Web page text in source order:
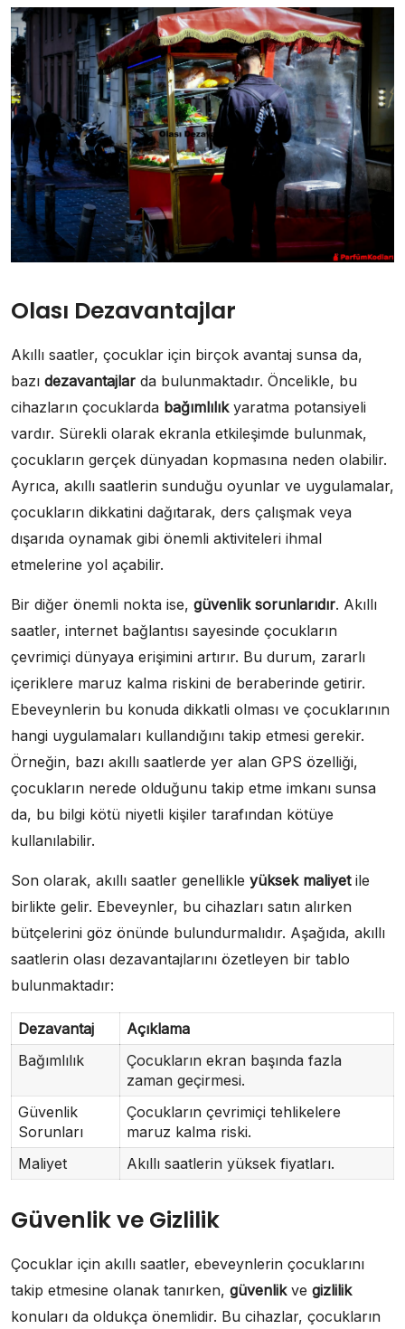
Olası Dezavantajlar
Akıllı saatler, çocuklar için birçok avantaj sunsa da,
bazı dezavantajlar da bulunmaktadır. Öncelikle, bu
cihazların çocuklarda bağımlılıkyaratma potansiyeli
vardır. Sürekli olarak ekranla etkileşimde bulunmak,
çocukların gerçek dünyadan kopmasına neden olabilir.
Ayrıca, akıllı saatlerin sunduğu oyunlar ve uygulamalar,
çocukların dikkatini dağıtarak, ders çalışmak veya
dışarıda oynamak gibi önemli aktiviteleri ihmal
etmelerine yol açabilir.
Bir diğer önemli nokta ise, güvenlik sorunlarıdır. Akıllı
saatler, internet bağlantısı sayesinde çocukların
çevrimiçi dünyaya erişimini artırır. Bu durum, zararlı
içeriklere maruz kalma riskini de beraberinde getirir.
Ebeveynlerin bu konuda dikkatli olması ve çocuklarının
hangi uygulamaları kullandığını takip etmesi gerekir.
Örneğin, bazı akıllı saatlerde yer alan GPS özelliği,
çocukların nerede olduğunu takip etme imkanı sunsa
da, bu bilgi kötü niyetli kişiler tarafından kötüye
kullanılabilir.
Son olarak, akıllı saatler genellikle yüksek maliyetile
birlikte gelir. Ebeveynler, bu cihazları satın alırken
bütçelerini göz önünde bulundurmalıdır. Aşağıda, akıllı
saatlerin olası dezavantajlarını özetleyen bir tablo
bulunmaktadır:
Dezavantaj
Açıklama
Bağımlılık
Çocukların ekran başında fazla
zaman geçirmesi.
Güvenlik
Sorunları
Çocukların çevrimiçi tehlikelere
maruz kalma riski.
Maliyet
Akıllı saatlerin yüksek fiyatları.
Güvenlik ve Gizlilik
Çocuklar için akıllı saatler, ebeveynlerin çocuklarını
takip etmesine olanak tanırken, güvenlikve gizlilik
konuları da oldukça önemlidir. Bu cihazlar, çocukların